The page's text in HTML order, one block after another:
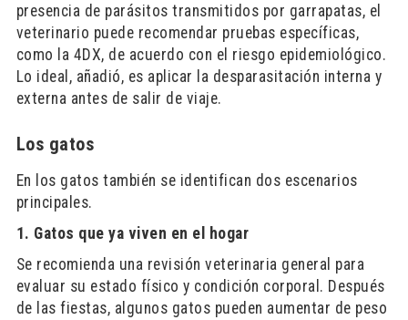
presencia de parásitos transmitidos por garrapatas, el
veterinario puede recomendar pruebas específicas,
como la 4DX, de acuerdo con el riesgo epidemiológico.
Lo ideal, añadió, es aplicar la desparasitación interna y
externa antes de salir de viaje.
Los gatos
En los gatos también se identifican dos escenarios
principales.
1. Gatos que ya viven en el hogar
Se recomienda una revisión veterinaria general para
evaluar su estado físico y condición corporal. Después
de las fiestas, algunos gatos pueden aumentar de peso